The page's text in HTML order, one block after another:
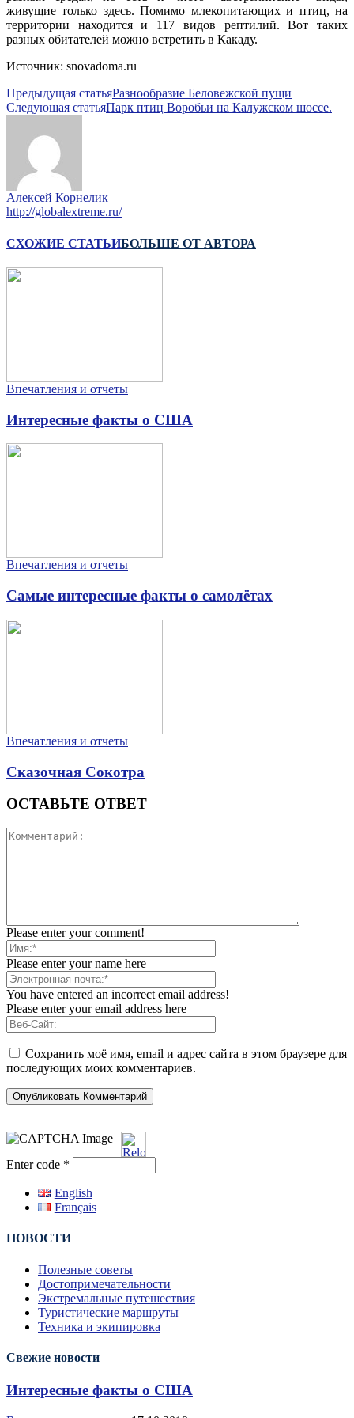
живущие только здесь. Помимо млекопитающих и птиц, на
территории находится и 117 видов рептилий. Вот таких
разных обитателей можно встретить в Какаду.
Источник: snovadoma.ru
Предыдущая статьяРазнообразие Беловежской пущи
Следующая статьяПарк птиц Воробьи на Калужском шоссе.
Алексей Корнелик
http://globalextreme.ru/
СХОЖИЕ СТАТЬИБОЛЬШЕ ОТ АВТОРА
Впечатления и отчеты
Интересные факты о США
Впечатления и отчеты
Самые интересные факты о самолётах
Впечатления и отчеты
Сказочная Сокотра
ОСТАВЬТЕ ОТВЕТ
Please enter your comment!
Please enter your name here
You have entered an incorrect email address!
Please enter your email address here
Сохранить моё имя, email и адрес сайта в этом браузере для
последующих моих комментариев.
Enter code *
English
Français
НОВОСТИ
Полезные советы
Достопримечательности
Экстремальные путешествия
Туристические маршруты
Техника и экипировка
Свежие новости
Интересные факты о США